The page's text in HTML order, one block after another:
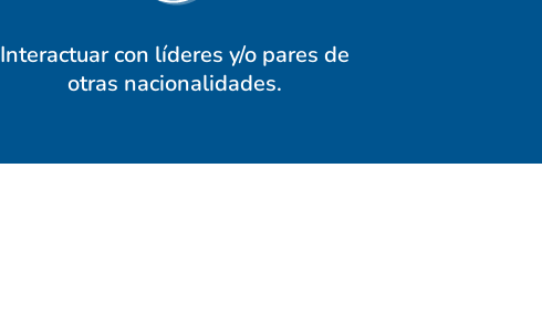
Interactuar con líderes y/o pares de
otras nacionalidades.